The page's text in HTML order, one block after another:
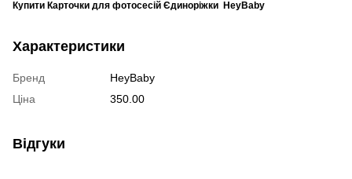
Купити Карточки для фотосесій Єдиноріжки HeyBaby
Характеристики
Бренд
HeyBaby
Ціна
350.00
Відгуки